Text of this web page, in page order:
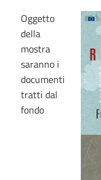
Oggetto
della
mostra
saranno i
documenti
tratti dal
fondo